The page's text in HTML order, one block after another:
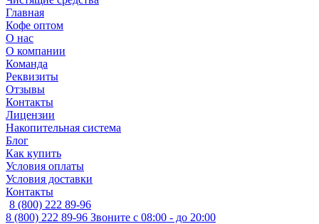
Главная
Кофе оптом
О нас
О компании
Команда
Реквизиты
Отзывы
Контакты
Лицензии
Накопительная система
Блог
Как купить
Условия оплаты
Условия доставки
Контакты
8 (800) 222 89-96
8 (800) 222 89-96 Звоните с 08:00 - до 20:00